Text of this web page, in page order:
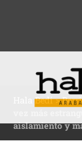
Hala Bedi>
aislamiento y